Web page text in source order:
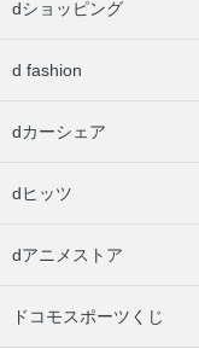
dショッピング
d fashion
dカーシェア
dヒッツ
dアニメストア
ドコモスポーツくじ